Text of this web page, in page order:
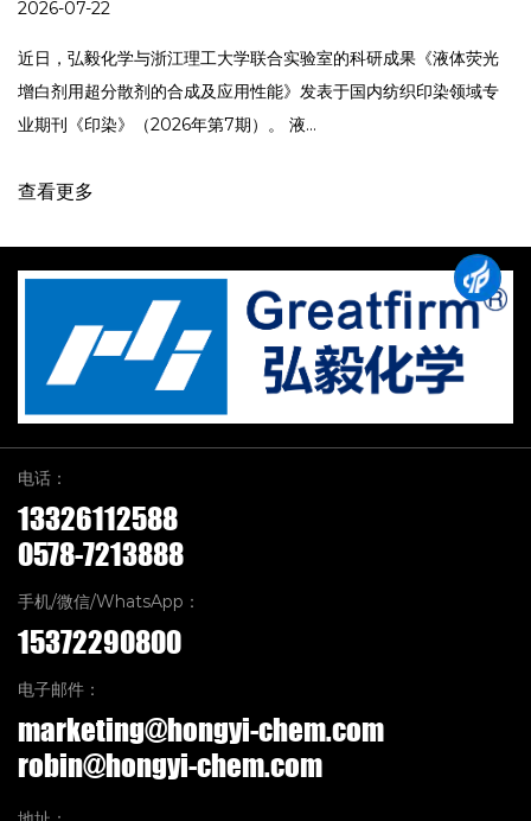
2026-07-22
近日，弘毅化学与浙江理工大学联合实验室的科研成果《液体荧光
增白剂用超分散剂的合成及应用性能》发表于国内纺织印染领域专
业期刊《印染》（2026年第7期）。 液...
查看更多
电话：
13326112588
0578-7213888
手机/微信/WhatsApp：
15372290800
电子邮件：
marketing@hongyi-chem.com
robin@hongyi-chem.com